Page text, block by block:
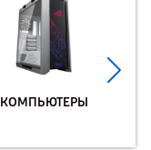
КОМПЬЮТЕРЫ